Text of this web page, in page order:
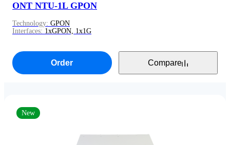
ONT NTU-1L GPON
Technology: GPON
Interfaces: 1xGPON, 1x1G
Order Compare
New